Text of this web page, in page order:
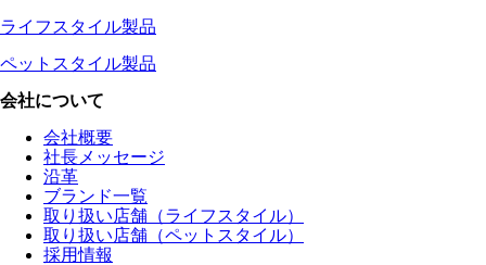
ライフスタイル製品
ペットスタイル製品
会社について
会社概要
社長メッセージ
沿革
ブランド一覧
取り扱い店舗（ライフスタイル）
取り扱い店舗（ペットスタイル）
採用情報